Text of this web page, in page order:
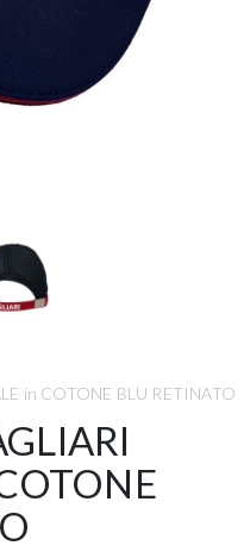
in COTONE BLU RETINATO